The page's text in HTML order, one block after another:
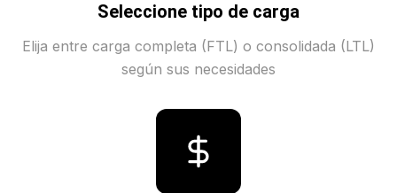
Seleccione tipo de carga
Elija entre carga completa (FTL) o consolidada (LTL)
según sus necesidades